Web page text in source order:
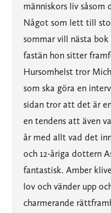
människors liv såsom
Något som lett till
sommar vill nästa
fastän hon sitter
Hursomhelst tror
som ska göra en
sidan tror att det är
en tendens att även
år med allt vad det
och 12-åriga dottern
fantastisk. Amber
lov och vänder upp
charmerande